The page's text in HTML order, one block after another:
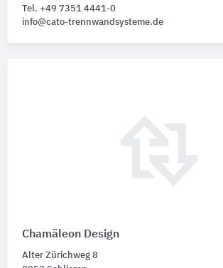
Tel. +49 7351 4441-0
info@cato-trennwandsysteme.de
Chamäleon Design
Alter Zürichweg 8